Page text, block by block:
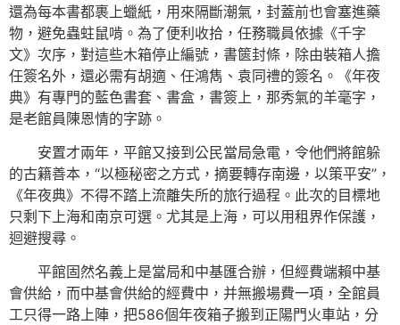
還為每本書都裹上蠟紙，用來隔斷潮氣，封蓋前也會塞進藥
物，避免蟲蛀鼠啃。為了便利收拾，任務職員依據《千字
文》次序，對這些木箱停止編號，書篋封條，除由裝箱人擔
任簽名外，還必需有胡適、任鴻雋、袁同禮的簽名。《年夜
典》有專門的藍色書套、書盒，書簽上，那秀氣的羊毫字，
是老館員陳恩情的字跡。
安置才兩年，平館又接到公民當局急電，令他們將館躲
的古籍善本，“以極秘密之方式，摘要轉存南邊，以策平安”，
《年夜典》不得不踏上流離失所的旅行過程。此次的目標地
只剩下上海和南京可選。尤其是上海，可以用租界作保護，
迴避搜尋。
平館固然名義上是當局和中基匯合辦，但經費端賴中基
會供給，而中基會供給的經費中，并無搬場費一項，全館員
工只得一路上陣，把586個年夜箱子搬到正陽門火車站，分